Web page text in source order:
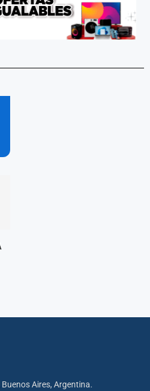
Aires, Argentina.